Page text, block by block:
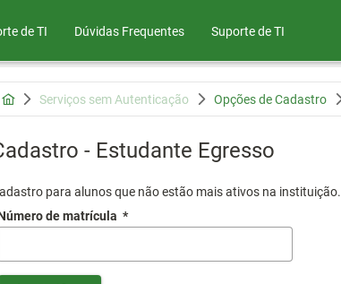
de TI Dúvidas Frequentes Suporte de TI
Serviços sem Autenticação Opções de Cadastro
- Estudante Egresso
para alunos que não estão mais ativos na instituição.
de matrícula *